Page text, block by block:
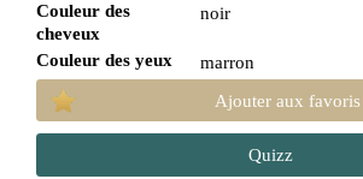
Couleur des
cheveux
noir
Couleur des yeux
marron
Ajouter aux favoris
Quizz